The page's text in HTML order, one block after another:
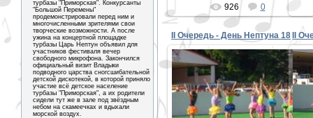
турбазы "Приморская". Конкурсанты
"Большой Перемены"
продемонстрировали перед ним и
многочисленными зрителями свои
творческие возможности. А после
ужина на концертной площадке
турбазы Царь Нептун объявил для
участников фестиваля вечер
свободного микрофона. Закончился
официальный визит Владыки
подводного царства сногсшибательной
детской дискотекой, в которой приняло
участие всё детское население
турбазы "Приморская", а их родители
сидели тут же в зале под звёздным
небом на скамеечках и вдыхали
морской воздух.
926 0
II Очередь - День Нептуна 18
30.08.2015
PETER
II